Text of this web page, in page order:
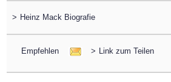
> Heinz Mack Biografie
Empfehlen > Link zum Teilen